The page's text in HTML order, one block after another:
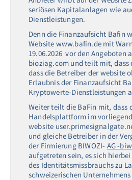
seriösen Kapitalanlagen wie
Dienstleistungen.
Denn die Finanzaufsicht Bafin
Website www.bafin.de mit
19.06.2026 vor den Angeboten
bioziag.com und teilt mit, dass
dass die Betreiber der website
Erlaubnis der Finanzaufsicht
Kryptowerte-Dienstleistungen
Weiter teilt die BaFin mit, dass
Handelsplattform im
website
und gleiche Betreiber in der
der Firmierung BIWOZI- AG -
aufgetreten sein, es sich
des Identitätsmissbrauchs zu
schweizerischen